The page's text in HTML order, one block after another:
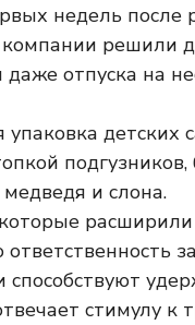
недель после
решили
отпуска на
ответственность
способствуют
стимулу к